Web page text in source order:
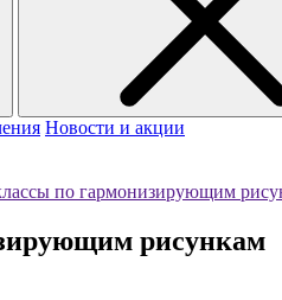
Новости и акции
по гармонизирующим
рисункам